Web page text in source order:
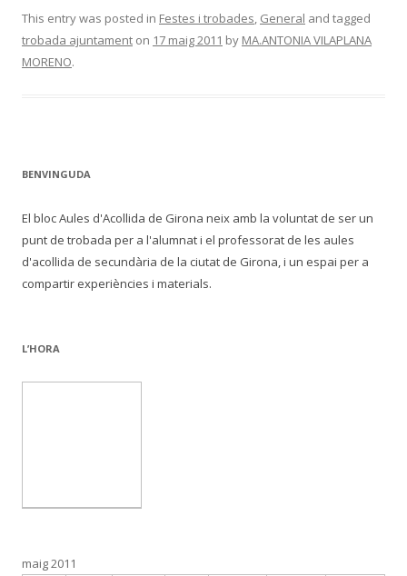
This entry was posted in Festes i trobades, General and tagged
trobada ajuntament on 17 maig 2011 by MA.ANTONIA VILAPLANA
MORENO.
BENVINGUDA
El bloc Aules d'Acollida de Girona neix amb la voluntat de ser un
punt de trobada per a l'alumnat i el professorat de les aules
d'acollida de secundària de la ciutat de Girona, i un espai per a
compartir experiències i materials.
L’HORA
maig 2011